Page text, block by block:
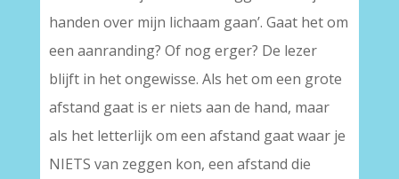
handen over mijn lichaam gaan’. Gaat het om
een aanranding? Of nog erger? De lezer
blijft in het ongewisse. Als het om een grote
afstand gaat is er niets aan de hand, maar
als het letterlijk om een afstand gaat waar je
NIETS van zeggen kon, een afstand die